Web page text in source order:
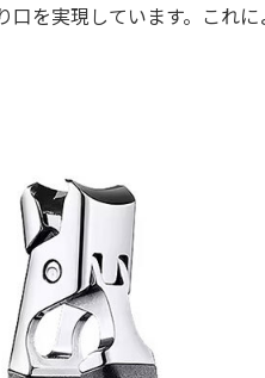
を実現しています。これ